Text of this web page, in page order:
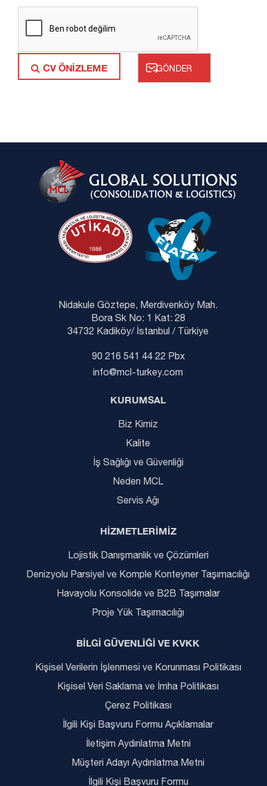
CV ÖNİZLEME
Nidakule Göztepe, Merdivenköy Mah.
Bora Sk No: 1 Kat: 28
34732 Kadiköy/ İstanbul / Türkiye
90 216 541 44 22 Pbx
info@mcl-turkey.com
KURUMSAL
Biz Kimiz
Kalite
İş Sağlığı ve Güvenliği
Neden MCL
Servis Ağı
HİZMETLERİMİZ
Lojistik Danışmanlık ve Çözümleri
Denizyolu Parsiyel ve Komple Konteyner Taşımacılığı
Havayolu Konsolide ve B2B Taşımalar
Proje Yük Taşımacılığı
BİLGİ GÜVENLİĞİ VE KVKK
Kişisel Verilerin İşlenmesi ve Korunması Politikası
Kişisel Veri Saklama ve İmha Politikası
Çerez Politikası
İlgili Kişi Başvuru Formu Açıklamalar
İletişim Aydınlatma Metni
Müşteri Adayı Aydınlatma Metni
İlgili Kişi Başvuru Formu